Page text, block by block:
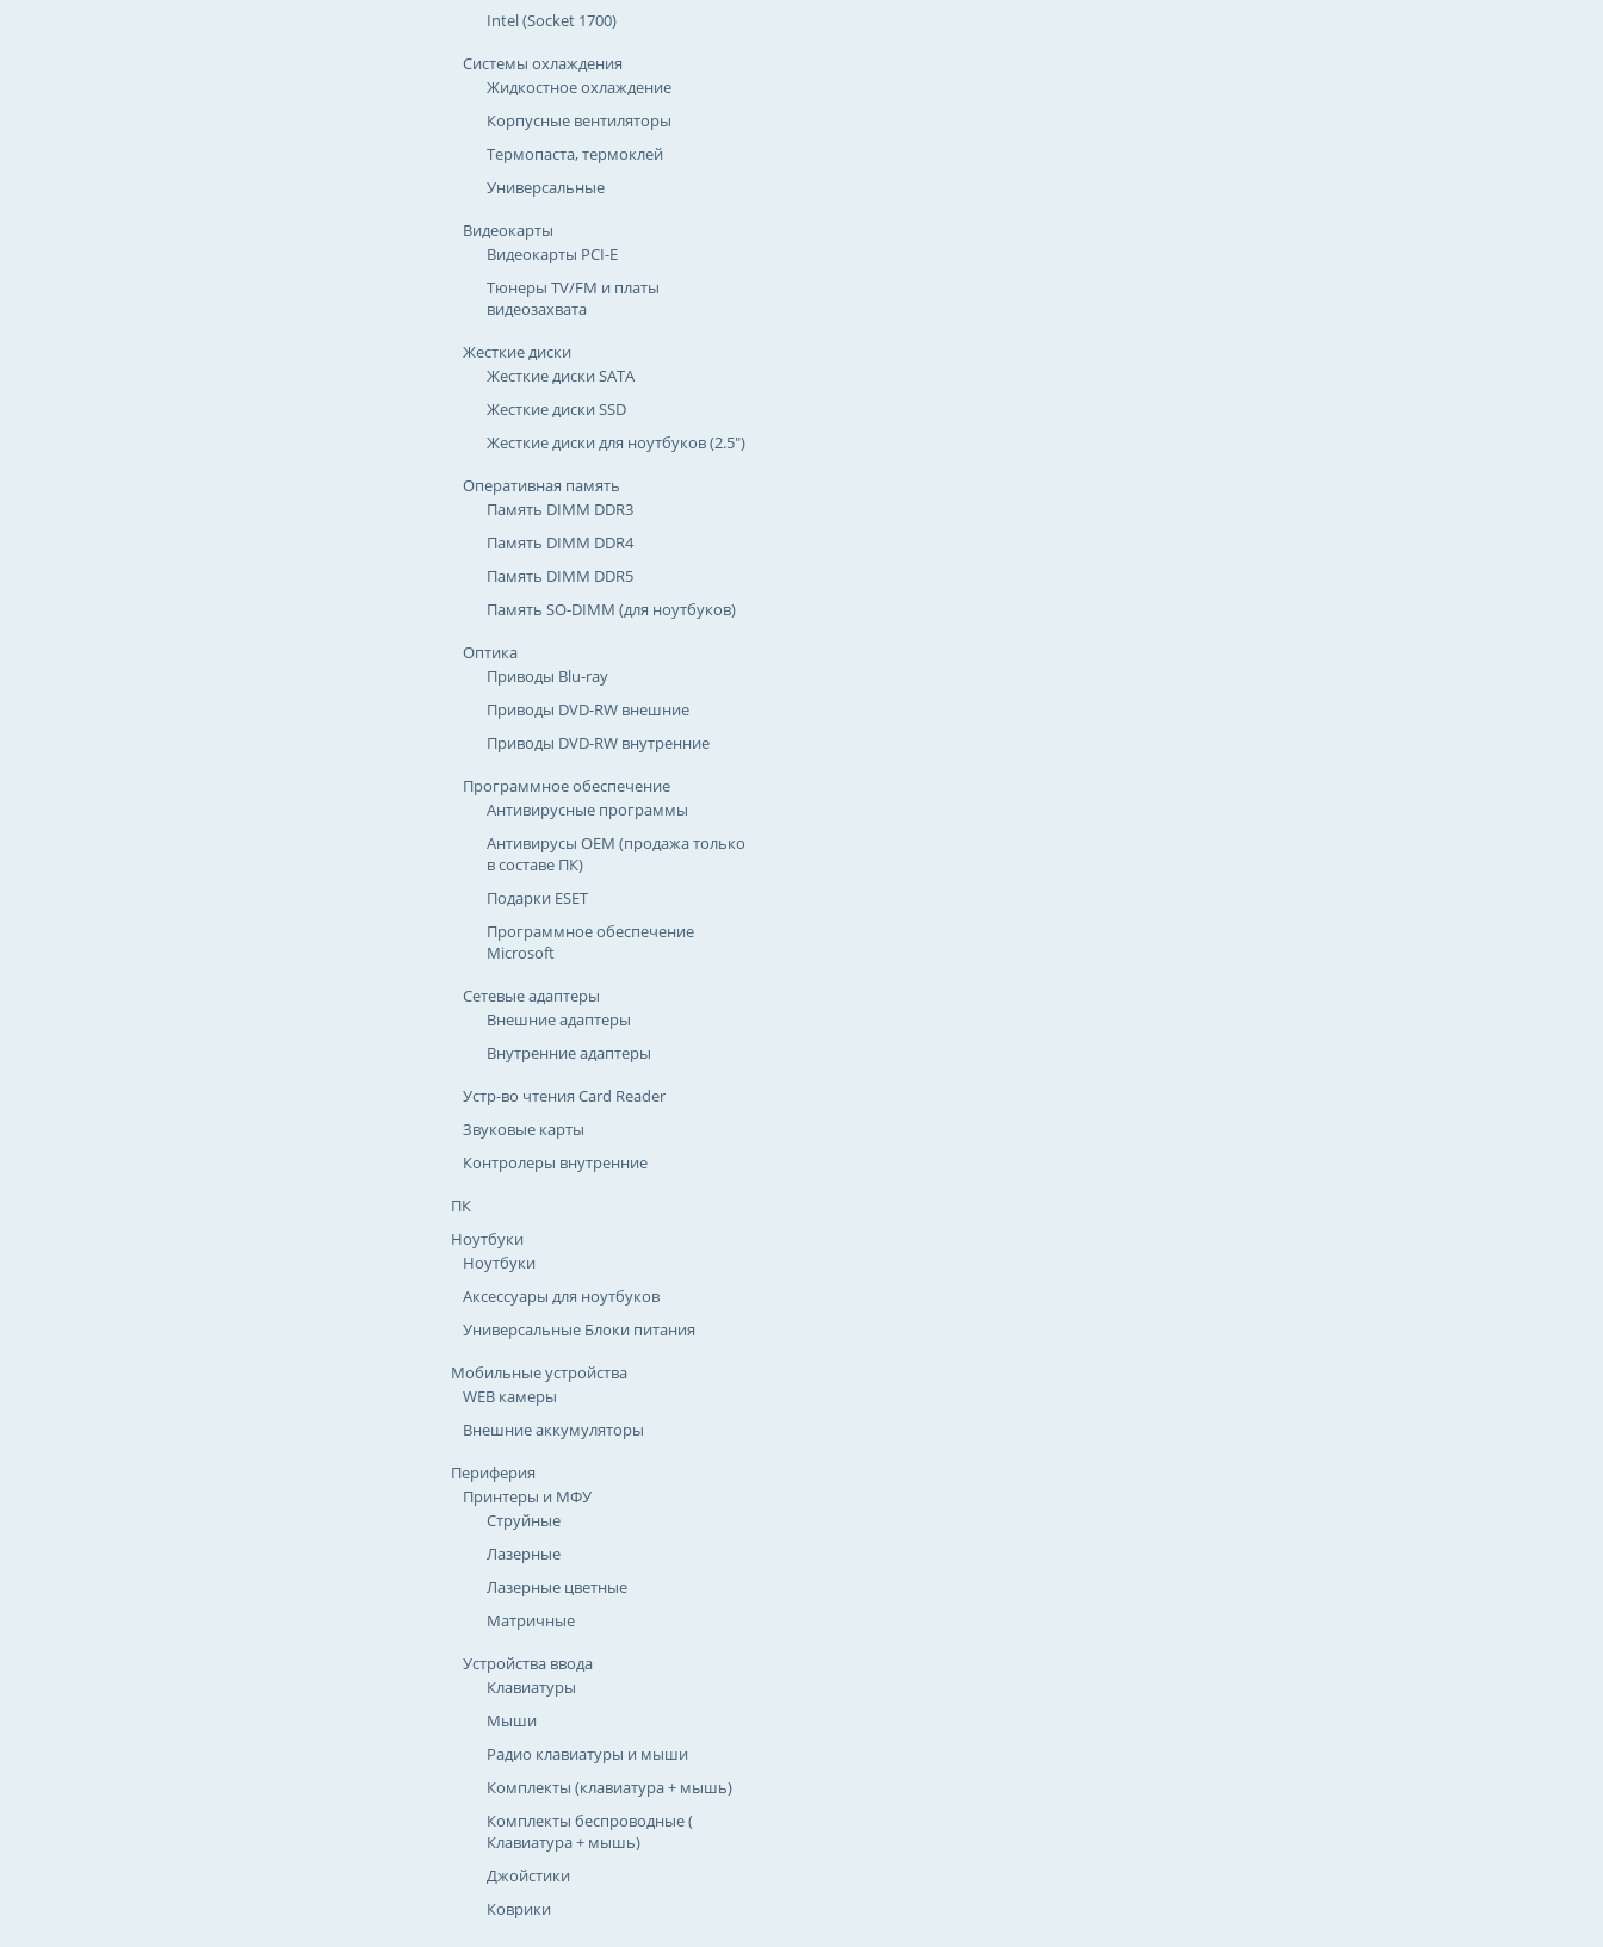
Intel (Socket 1700)
Системы охлаждения
Жидкостное охлаждение
Корпусные вентиляторы
Термопаста, термоклей
Универсальные
Видеокарты
Видеокарты PCI-E
Тюнеры TV/FM и платы
видеозахвата
Жесткие диски
Жесткие диски SATA
Жесткие диски SSD
Жесткие диски для ноутбуков (2.5")
Оперативная память
Память DIMM DDR3
Память DIMM DDR4
Память DIMM DDR5
Память SO-DIMM (для ноутбуков)
Оптика
Приводы Blu-ray
Приводы DVD-RW внешние
Приводы DVD-RW внутренние
Программное обеспечение
Антивирусные программы
Антивирусы OEM (продажа только
в составе ПК)
Подарки ESET
Программное обеспечение
Microsoft
Сетевые адаптеры
Внешние адаптеры
Внутренние адаптеры
Устр-во чтения Card Reader
Звуковые карты
Контролеры внутренние
ПК
Ноутбуки
Ноутбуки
Аксессуары для ноутбуков
Универсальные Блоки питания
Мобильные устройства
WEB камеры
Внешние аккумуляторы
Периферия
Принтеры и МФУ
Струйные
Лазерные
Лазерные цветные
Матричные
Устройства ввода
Клавиатуры
Мыши
Радио клавиатуры и мыши
Комплекты (клавиатура + мышь)
Комплекты беспроводные (
Клавиатура + мышь)
Джойстики
Коврики